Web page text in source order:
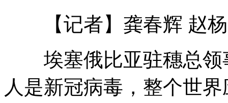
【记者】龚春辉 赵杨
埃塞俄比亚驻穗总领
人是新冠病毒，整个世